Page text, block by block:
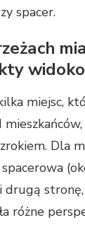
spacer.
miejsc,
Dla
różne